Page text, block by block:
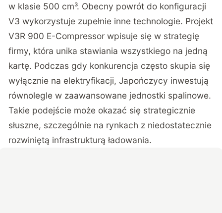
w klasie 500 cm³. Obecny powrót do konfiguracji
V3 wykorzystuje zupełnie inne technologie. Projekt
V3R 900 E-Compressor wpisuje się w strategię
firmy, która unika stawiania wszystkiego na jedną
kartę. Podczas gdy konkurencja często skupia się
wyłącznie na elektryfikacji, Japończycy inwestują
równolegle w zaawansowane jednostki spalinowe.
Takie podejście może okazać się strategicznie
słuszne, szczególnie na rynkach z niedostatecznie
rozwiniętą infrastrukturą ładowania.